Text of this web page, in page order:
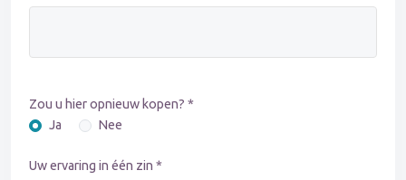
Zou u hier opnieuw kopen? *
Ja
Nee
Uw ervaring in één zin *